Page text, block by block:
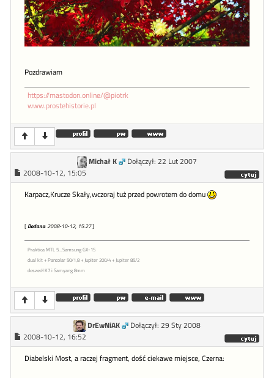
Pozdrawiam
https://mastodon.online/@piotrk
www.prostehistorie.pl
Michał K
Dołączył: 22 Lut 2007
2008-10-12, 15:05
Karpacz,Krucze Skały,wczoraj tuż przed powrotem do domu
[Dodano: 2008-10-12, 15:27]
Praktica MTL 5...Samsung GX-1S
dual kit + Pancolar 50/1,8 + Jupiter 200/4 + Jupiter 85/2
doszedł K7 i Samyang 8mm
DrEwNiAK
Dołączył: 29 Sty 2008
2008-10-12, 16:52
Diabelski Most, a raczej fragment, dość ciekawe miejsce, Czerna: